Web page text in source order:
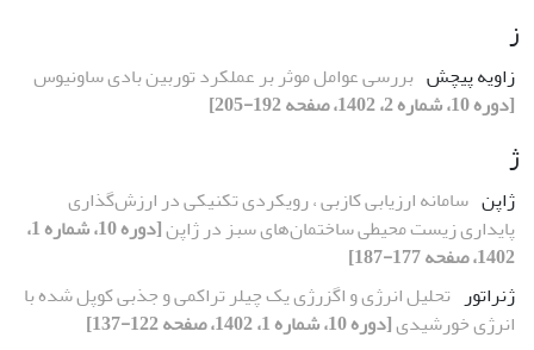
ز
زاویه پیچش بررسی عوامل موثر بر عملکرد توربین بادی ساونیوس
[دوره 10، شماره 2، 1402، صفحه 192-205]
ژ
ژاپن سامانه ارزیابی کازبی ، رویکردی تکنیکی در ارزش‌گذاری
پایداری زیست محیطی ساختمان‌های سبز در ژاپن
[دوره 10، شماره 1،
1402، صفحه 177-187]
ژنراتور تحلیل انرژی و اگزرژی یک چیلر تراکمی و جذبی کوپل شده با
انرژی خورشیدی[دوره 10، شماره 1، 1402، صفحه 122-137]